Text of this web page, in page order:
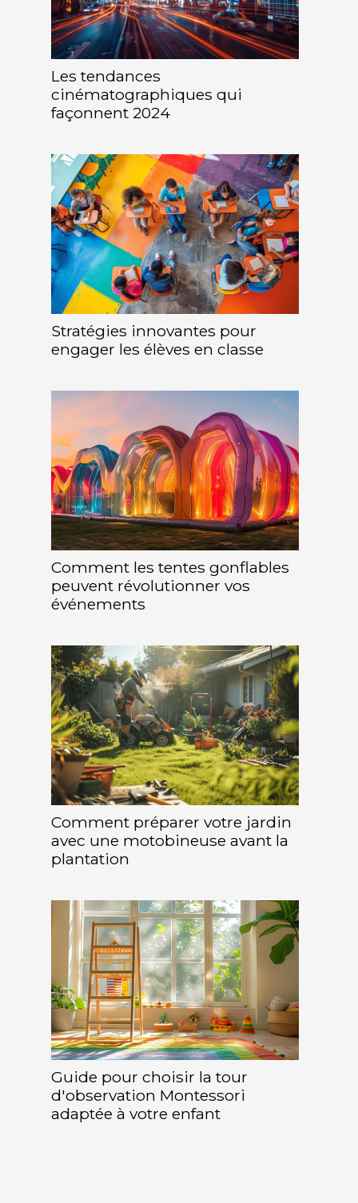
Les tendances
cinématographiques qui
façonnent 2024
Stratégies innovantes pour
engager les élèves en classe
Comment les tentes gonflables
peuvent révolutionner vos
événements
Comment préparer votre jardin
avec une motobineuse avant la
plantation
Guide pour choisir la tour
d'observation Montessori
adaptée à votre enfant